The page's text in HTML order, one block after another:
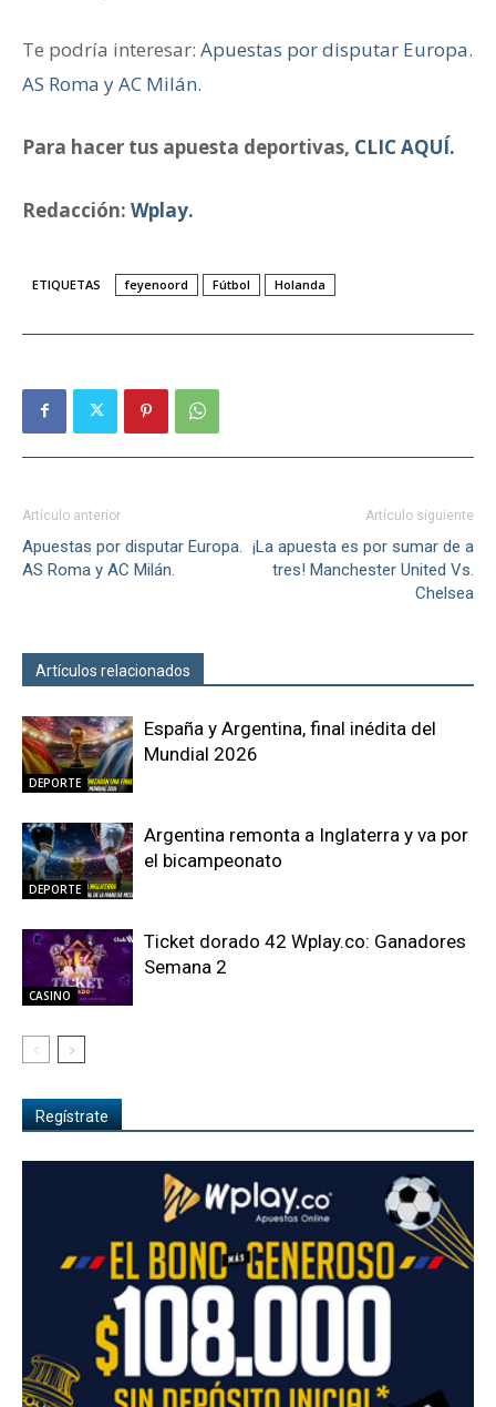
Te podría interesar: Apuestas por disputar Europa.
AS Roma y AC Milán.
Para hacer tus apuesta deportivas, CLIC AQUÍ.
Redacción: Wplay.
ETIQUETAS feyenoord Fútbol Holanda
Artículo anterior
Apuestas por disputar Europa.
AS Roma y AC Milán.
Artículo siguiente
¡La apuesta es por sumar de a
tres! Manchester United Vs.
Chelsea
Artículos relacionados
DEPORTE
España y Argentina, final inédita del
Mundial 2026
DEPORTE
Argentina remonta a Inglaterra y va por
el bicampeonato
CASINO
Ticket dorado 42 Wplay.co: Ganadores
Semana 2
Regístrate